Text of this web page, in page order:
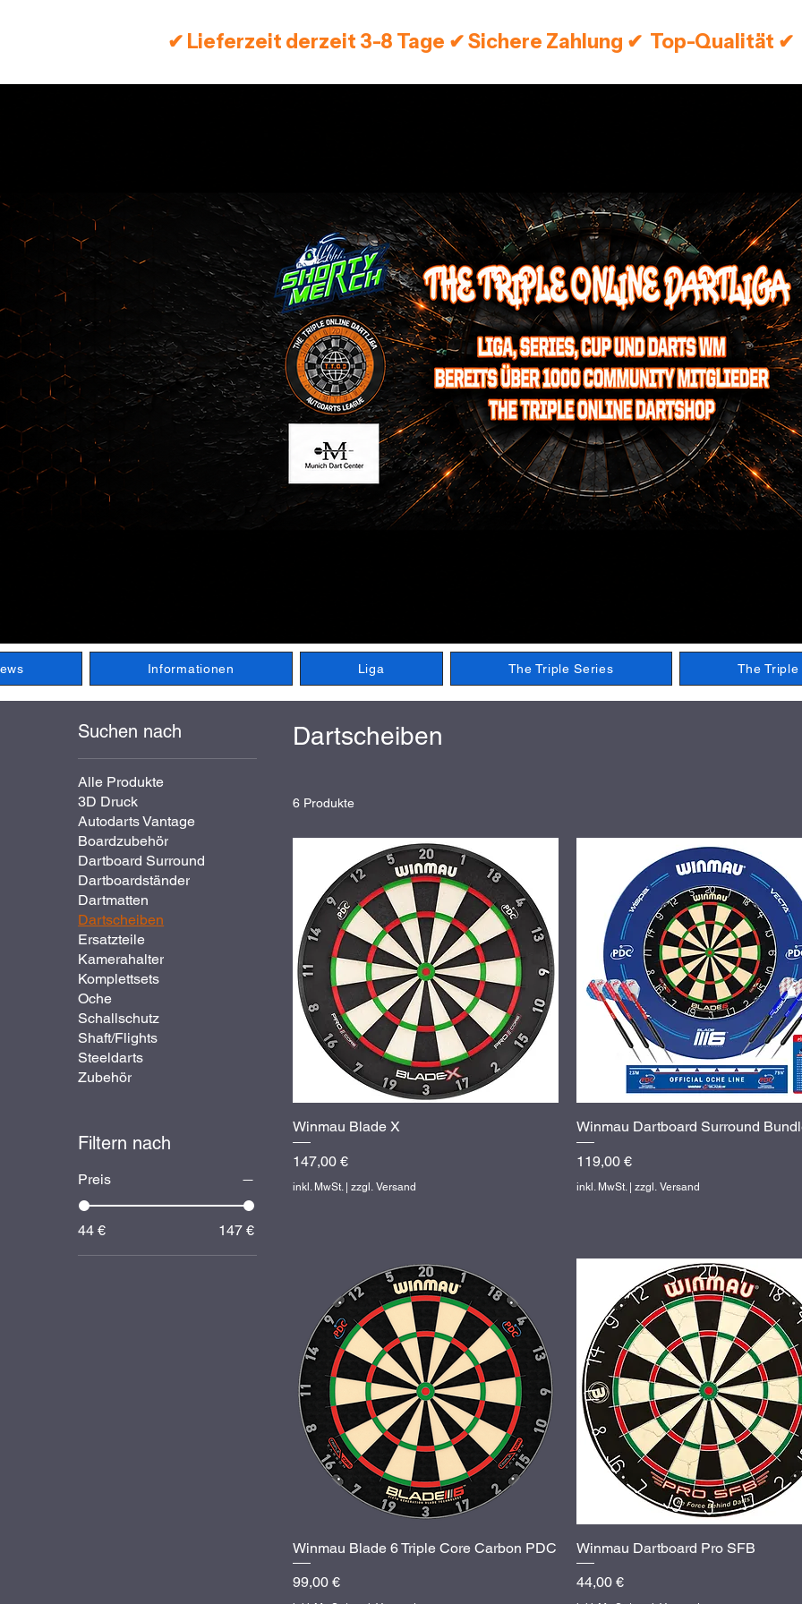
✔ Lieferzeit derzeit 3-8 Tage ✔ Sichere Zahlung ✔  Top-Qualität ✔
Suchen nach
Alle Produkte
3D Druck
Autodarts Vantage
Boardzubehör
Dartboard Surround
Dartboardständer
Dartmatten
Dartscheiben
Ersatzteile
Kamerahalter
Komplettsets
Oche
Schallschutz
Shaft/Flights
Steeldarts
Zubehör
Filtern nach
Preis
44 € 147 €
Dartscheiben
6 Produkte
Schnellansicht
Winmau Blade X
Preis
147,00 €
inkl. MwSt.|zzgl. Versand
Schnellansicht
Winmau Dartboard Surround
Preis
119,00 €
inkl. MwSt.| zzgl. Versand
Schnellansicht
Winmau Blade 6 Triple Core Carbon PDC
Preis
99,00 €
Schnellansicht
Winmau Dartboard Pro SFB
Preis
44,00 €
Informationen Liga The Triple Series The